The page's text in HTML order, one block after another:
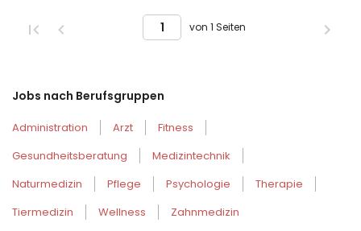
von 1 Seiten
Jobs nach Berufsgruppen
Administration Arzt
Fitness
Gesundheitsberatung
Medizintechnik
Naturmedizin
Pflege Psychologie
Therapie
Tiermedizin
Wellness Zahnmedizin